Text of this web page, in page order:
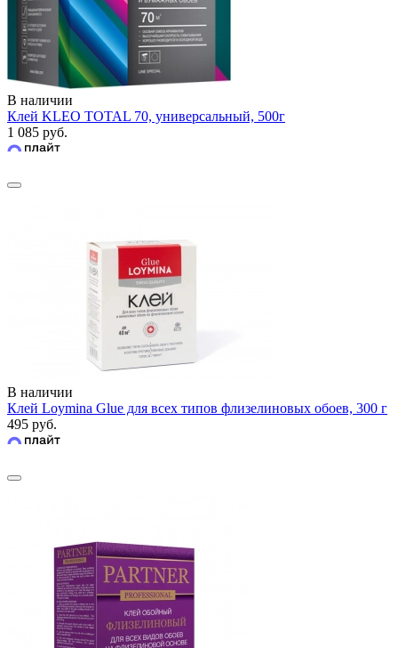
В наличии
Клей KLEO TOTAL 70, универсальный, 500г
1 085 руб.
В наличии
Клей Loymina Glue для всех типов флизелиновых обоев, 300 г
495 руб.